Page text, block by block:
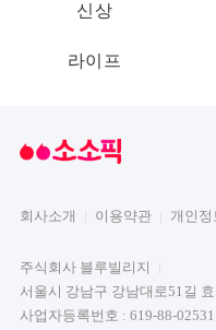
신상
라이프
회사소개 이용약관 개인정
주식회사 블루빌리지
서울시 강남구 강남대로51길
사업자등록번호 : 619-88-02531